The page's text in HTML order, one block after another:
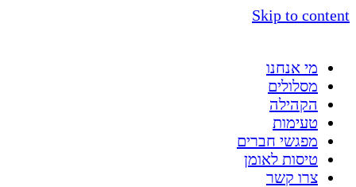
Skip to content
מי אנחנו
מסלולים
הקהילה
טעימות
מפגשי חברים
טיסות לאומן
צרו קשר